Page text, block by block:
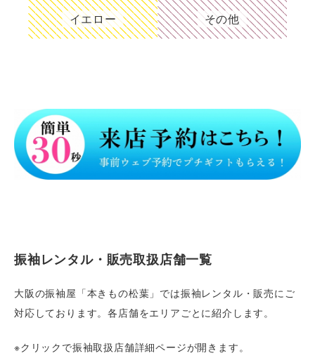
イエロー その他
振袖レンタル・販売取扱店舗一覧
大阪の振袖屋「本きもの松葉」では振袖レンタル・販売にご
対応しております。各店舗をエリアごとに紹介します。
※クリックで振袖取扱店舗詳細ページが開きます。